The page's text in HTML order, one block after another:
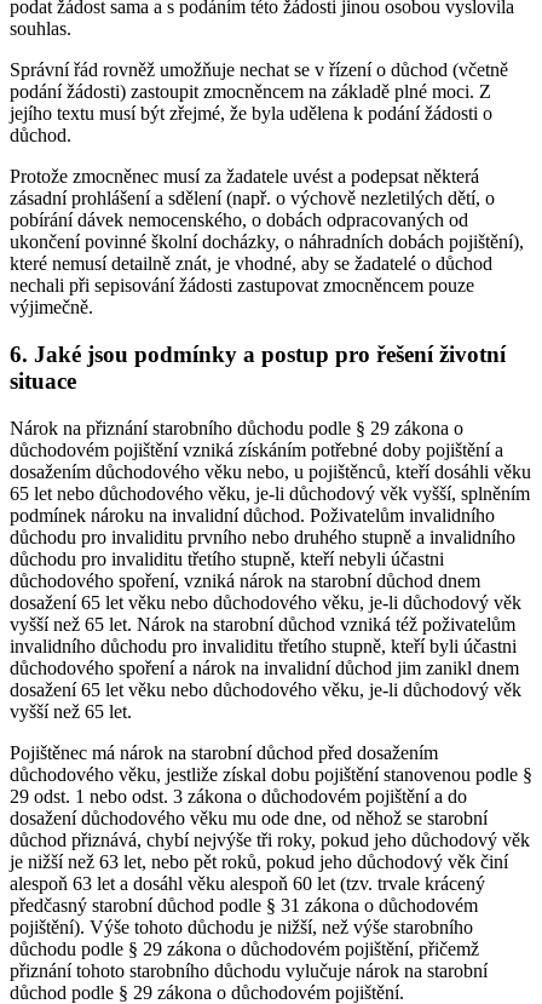
podat žádost sama a s podáním této žádosti jinou osobou vyslovila
souhlas.
Správní řád rovněž umožňuje nechat se v řízení o důchod (včetně
podání žádosti) zastoupit zmocněncem na základě plné moci. Z
jejího textu musí být zřejmé, že byla udělena k podání žádosti o
důchod.
Protože zmocněnec musí za žadatele uvést a podepsat některá
zásadní prohlášení a sdělení (např. o výchově nezletilých dětí, o
pobírání dávek nemocenského, o dobách odpracovaných od
ukončení povinné školní docházky, o náhradních dobách pojištění),
které nemusí detailně znát, je vhodné, aby se žadatelé o důchod
nechali při sepisování žádosti zastupovat zmocněncem pouze
výjimečně.
6. Jaké jsou podmínky a postup pro řešení životní
situace
Nárok na přiznání starobního důchodu podle § 29 zákona o
důchodovém pojištění vzniká získáním potřebné doby pojištění a
dosažením důchodového věku nebo, u pojištěnců, kteří dosáhli věku
65 let nebo důchodového věku, je-li důchodový věk vyšší, splněním
podmínek nároku na invalidní důchod. Poživatelům invalidního
důchodu pro invaliditu prvního nebo druhého stupně a invalidního
důchodu pro invaliditu třetího stupně, kteří nebyli účastni
důchodového spoření, vzniká nárok na starobní důchod dnem
dosažení 65 let věku nebo důchodového věku, je-li důchodový věk
vyšší než 65 let. Nárok na starobní důchod vzniká též poživatelům
invalidního důchodu pro invaliditu třetího stupně, kteří byli účastni
důchodového spoření a nárok na invalidní důchod jim zanikl dnem
dosažení 65 let věku nebo důchodového věku, je-li důchodový věk
vyšší než 65 let.
Pojištěnec má nárok na starobní důchod před dosažením
důchodového věku, jestliže získal dobu pojištění stanovenou podle §
29 odst. 1 nebo odst. 3 zákona o důchodovém pojištění a do
dosažení důchodového věku mu ode dne, od něhož se starobní
důchod přiznává, chybí nejvýše tři roky, pokud jeho důchodový věk
je nižší než 63 let, nebo pět roků, pokud jeho důchodový věk činí
alespoň 63 let a dosáhl věku alespoň 60 let (tzv. trvale krácený
předčasný starobní důchod podle § 31 zákona o důchodovém
pojištění). Výše tohoto důchodu je nižší, než výše starobního
důchodu podle § 29 zákona o důchodovém pojištění, přičemž
přiznání tohoto starobního důchodu vylučuje nárok na starobní
důchod podle § 29 zákona o důchodovém pojištění.